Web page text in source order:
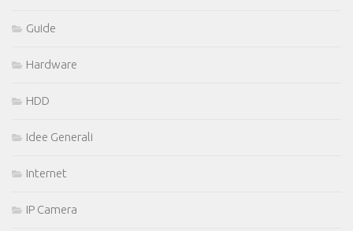
Guide
Hardware
HDD
Idee Generali
Internet
IP Camera